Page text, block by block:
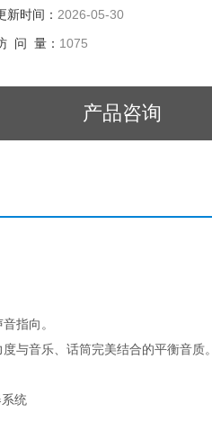
新时间： 2026-05-30
问 量： 1075
产品咨询
指向。
与音乐、话筒完美结合的平衡音质。
统